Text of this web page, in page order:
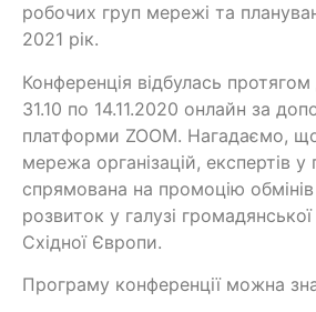
робочих груп мережі та
2021 рік.
Конференція відбулась протягом
31.10 по 14.11.2020 онлайн за
платформи ZOOM. Нагадаємо,
мережа організацій, експертів у
спрямована на промоцію
розвиток у галузі громадянської
Східної Європи.
Програму конференції можна